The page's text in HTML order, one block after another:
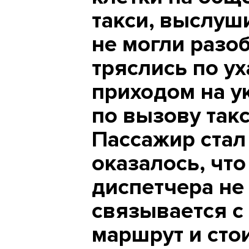
такси,
не могли
тряслись по
приходом на
по вызову
Пассажир
оказалось,
диспетчера
связывается
маршрут и